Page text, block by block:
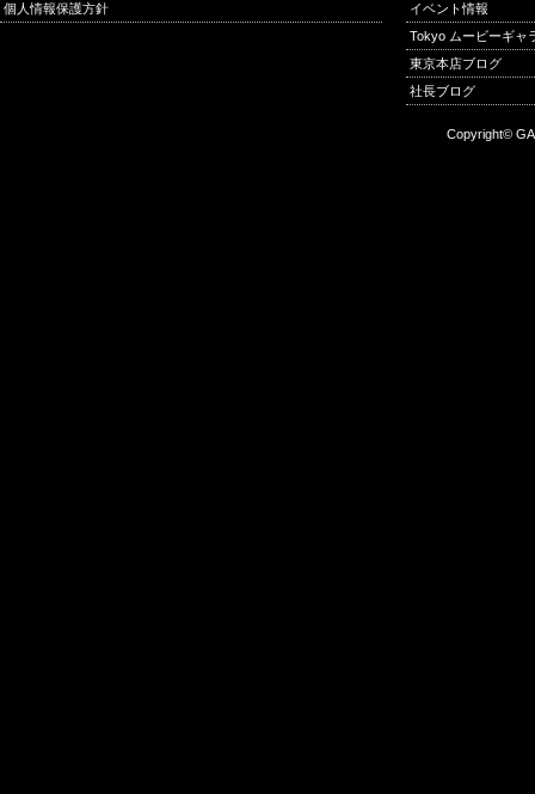
個人情報保護方針
イベント情報
Tokyo ムービーギャ
東京本店ブログ
社長ブログ
Copyright©